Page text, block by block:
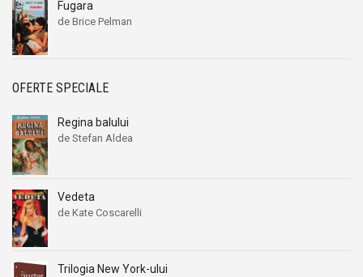
Fugara
de Brice Pelman
OFERTE SPECIALE
Regina balului
de Stefan Aldea
Vedeta
de Kate Coscarelli
Trilogia New York-ului